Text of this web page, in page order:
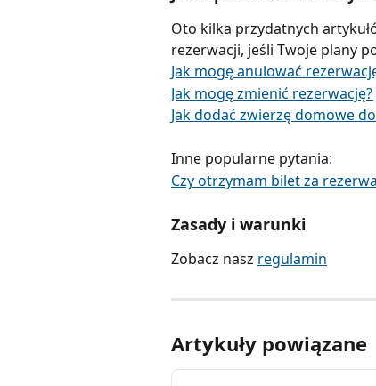
Oto kilka przydatnych
rezerwacji, jeśli Twoje plany
Jak mogę anulować
Jak mogę zmienić
Jak dodać zwierzę domowe
Inne popularne pytania:
Czy otrzymam bilet za
Zasady i warunki
Zobacz nasz regulamin
Artykuły powiązane